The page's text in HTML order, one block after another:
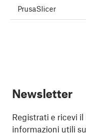
PrusaSlicer
Newsletter
Registrati e ricevi
informazioni utili